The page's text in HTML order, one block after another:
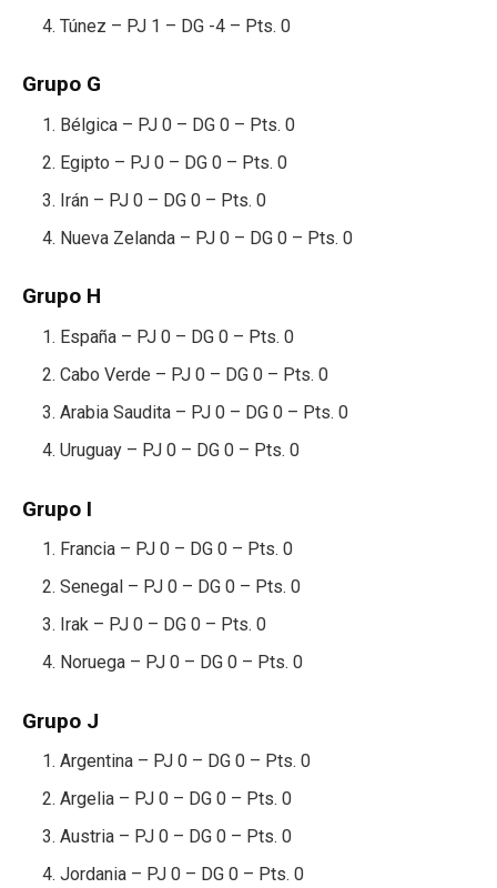
Túnez – PJ 1 – DG -4 – Pts. 0
Grupo G
Bélgica – PJ 0 – DG 0 – Pts. 0
Egipto – PJ 0 – DG 0 – Pts. 0
Irán – PJ 0 – DG 0 – Pts. 0
Nueva Zelanda – PJ 0 – DG 0 – Pts. 0
Grupo H
España – PJ 0 – DG 0 – Pts. 0
Cabo Verde – PJ 0 – DG 0 – Pts. 0
Arabia Saudita – PJ 0 – DG 0 – Pts. 0
Uruguay – PJ 0 – DG 0 – Pts. 0
Grupo I
Francia – PJ 0 – DG 0 – Pts. 0
Senegal – PJ 0 – DG 0 – Pts. 0
Irak – PJ 0 – DG 0 – Pts. 0
Noruega – PJ 0 – DG 0 – Pts. 0
Grupo J
Argentina – PJ 0 – DG 0 – Pts. 0
Argelia – PJ 0 – DG 0 – Pts. 0
Austria – PJ 0 – DG 0 – Pts. 0
Jordania – PJ 0 – DG 0 – Pts. 0